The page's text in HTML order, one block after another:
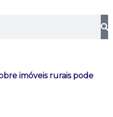
imóveis rurais pode